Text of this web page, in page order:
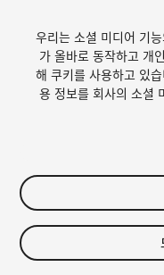
한국어
日本語
우리는 소셜 미디어 기
가 올바로 동작하고 개
해 쿠키를 사용하고 있
용 정보를 회사의 소셜